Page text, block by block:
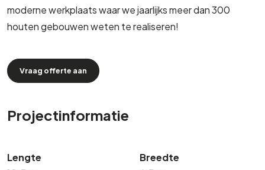
moderne werkplaats waar we jaarlijks meer dan 300
houten gebouwen weten te realiseren!
Vraag offerte aan
Projectinformatie
Lengte
Breedte